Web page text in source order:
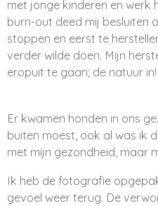
met jonge kinderen en werk
burn-out deed mij besluiten
stoppen en eerst te
verder wilde doen. Mijn
eropuit te gaan; de natuur in!
Er kwamen honden in ons
buiten moest, ook al was ik
met mijn gezondheid, maar
Ik heb de fotografie
gevoel weer terug. De